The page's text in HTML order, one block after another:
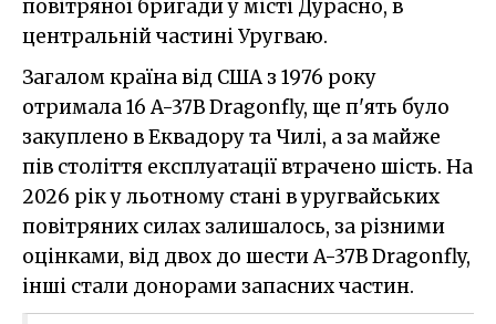
повітряної бригади у місті Дурасно, в
центральній частині Уругваю.
Загалом країна від США з 1976 року
отримала 16 A-37B Dragonfly, ще п'ять було
закуплено в Еквадору та Чилі, а за майже
пів століття експлуатації втрачено шість. На
2026 рік у льотному стані в уругвайських
повітряних силах залишалось, за різними
оцінками, від двох до шести A-37B Dragonfly,
інші стали донорами запасних частин.